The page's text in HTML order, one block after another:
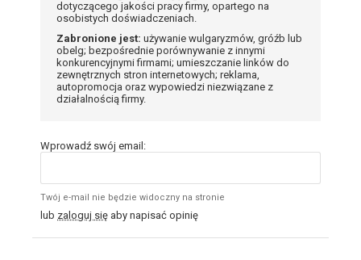
dotyczącego jakości pracy firmy, opartego na
osobistych doświadczeniach.
Zabronione jest: używanie wulgaryzmów, gróźb lub
obelg; bezpośrednie porównywanie z innymi
konkurencyjnymi firmami; umieszczanie linków do
zewnętrznych stron internetowych; reklama,
autopromocja oraz wypowiedzi niezwiązane z
działalnością firmy.
Wprowadź swój email:
Twój e-mail nie będzie widoczny na stronie
lub zaloguj się aby napisać opinię